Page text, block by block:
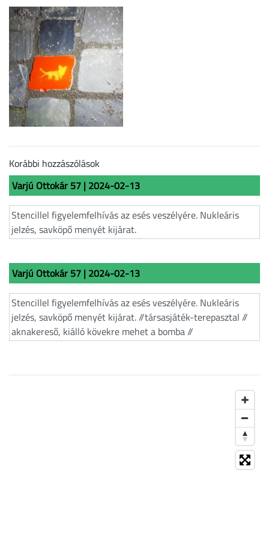
Korábbi hozzászólások
Varjú Ottokár 57 | 2024-02-13
Stencillel figyelemfelhívás az esés veszélyére. Nukleáris
jelzés, savköpő menyét kijárat.
Varjú Ottokár 57 | 2024-02-13
Stencillel figyelemfelhívás az esés veszélyére. Nukleáris
jelzés, savköpő menyét kijárat. //társasjáték-terepasztal //
aknakereső, kiálló kövekre mehet a bomba //